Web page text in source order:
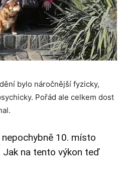
bylo náročnější fyzicky,
Pořád ale celkem dost
10. místo
na tento výkon teď